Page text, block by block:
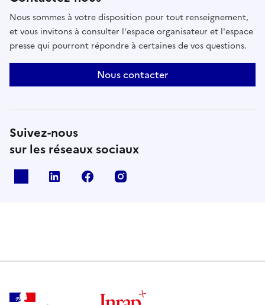
Nous sommes à votre disposition pour tout renseignement,
et vous invitons à consulter l'espace organisateur et l'espace
presse qui pourront répondre à certaines de vos questions.
Nous contacter
Suivez-nous
sur les réseaux sociaux
Linkedin Facebook